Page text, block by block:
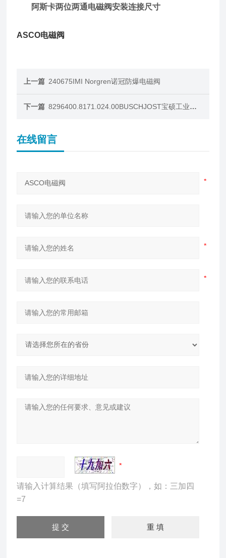
阿斯卡两位两通电磁阀安装连接尺寸
ASCO电磁阀
上一篇 240675IMI Norgren诺冠防爆电磁阀
下一篇 8296400.8171.024.00BUSCHJOST宝硕工业流体阀
在线留言
请输入计算结果（填写阿拉伯数字），如：三加四
=7